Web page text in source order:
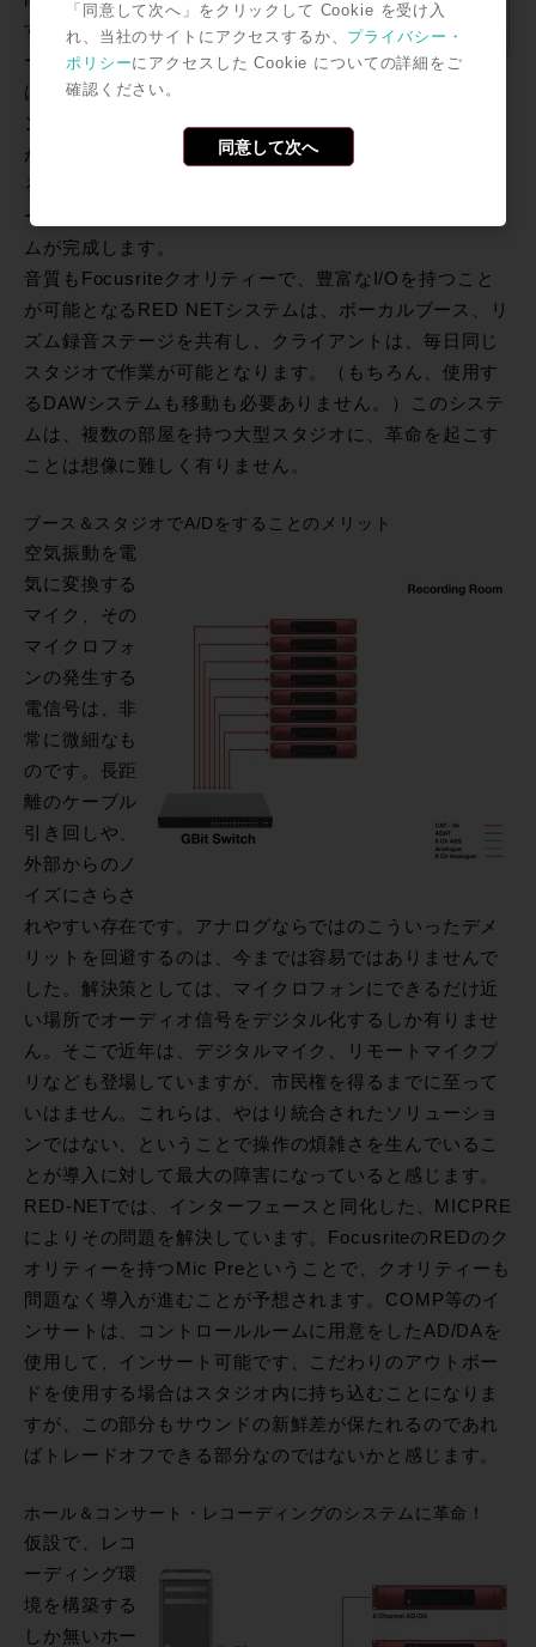
す。コントロ
ールルーム側
は、クライア
ントがPro Toolsならば、RED-NET 5を。クライアント
がその他のDAWであればRED NET PCIe Cardを利用す
ることで、Danteへの接続準備完了。各コントロールル
ームにRED NET 1をモニタリング用に配置して、システ
ムが完成します。
音質もFocusriteクオリティーで、豊富なI/Oを持つこと
が可能となるRED NETシステムは、ボーカルブース、リ
ズム録音ステージを共有し、クライアントは、毎日同じ
スタジオで作業が可能となります。（もちろん、使用す
るDAWシステムも移動も必要ありません。）このシステ
ムは、複数の部屋を持つ大型スタジオに、革命を起こす
ことは想像に難しく有りません。
ブース＆スタジオでA/Dをすることのメリット
空気振動を電
気に変換する
マイク、その
マイクロフォ
ンの発生する
電信号は、非
常に微細なも
のです。長距
離のケーブル
引き回しや、
外部からのノ
イズにさらさ
れやすい存在です。アナログならではのこういったデメ
リットを回避するのは、今までは容易ではありませんで
した。解決策としては、マイクロフォンにできるだけ近
い場所でオーディオ信号をデジタル化するしか有りませ
ん。そこで近年は、デジタルマイク、リモートマイクプ
リなども登場していますが、市民権を得るまでに至って
いはません。これらは、やはり統合されたソリューショ
ンではない、ということで操作の煩雑さを生んでいるこ
とが導入に対して最大の障害になっていると感じます。
RED-NETでは、インターフェースと同化した、MICPRE
によりその問題を解決しています。FocusriteのREDのク
オリティーを持つMic Preということで、クオリティーも
問題なく導入が進むことが予想されます。COMP等のイ
ンサートは、コントロールルームに用意をしたAD/DAを
使用して、インサート可能です、こだわりのアウトボー
ドを使用する場合はスタジオ内に持ち込むことになりま
すが、この部分もサウンドの新鮮差が保たれるのであれ
ばトレードオフできる部分なのではないかと感じます。
ホール＆コンサート・レコーディングのシステムに革命！
仮設で、レコ
ーディング環
境を構築する
しか無いホー
「同意して次へ」をクリックして Cookie を受け入
れ、当社のサイトにアクセスするか、 プライバシー・
ポリシーにアクセスした Cookie についての詳細をご
確認ください。
同意して次へ